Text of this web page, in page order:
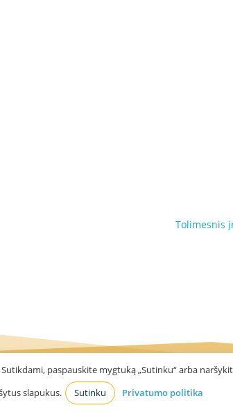
Tolimesnis
Privatumo politika
paspauskite mygtuką „Sutinku“ arba
slapukus.
Sutinku Privatumo politika